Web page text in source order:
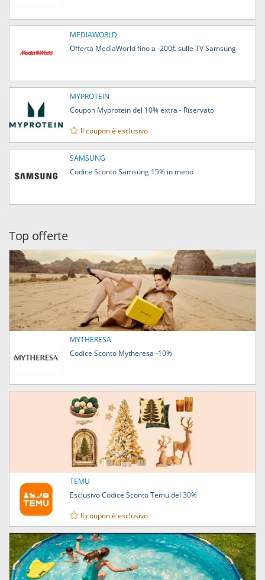
MEDIAWORLD
Offerta MediaWorld fino a -200€ sulle TV Samsung
MYPROTEIN
Coupon Myprotein del 10% extra - Riservato
Il coupon è esclusivo
SAMSUNG
Codice Sconto Samsung 15% in meno
Top offerte
MYTHERESA
Codice Sconto Mytheresa -10%
TEMU
Esclusivo Codice Sconto Temu del 30%
Il coupon è esclusivo